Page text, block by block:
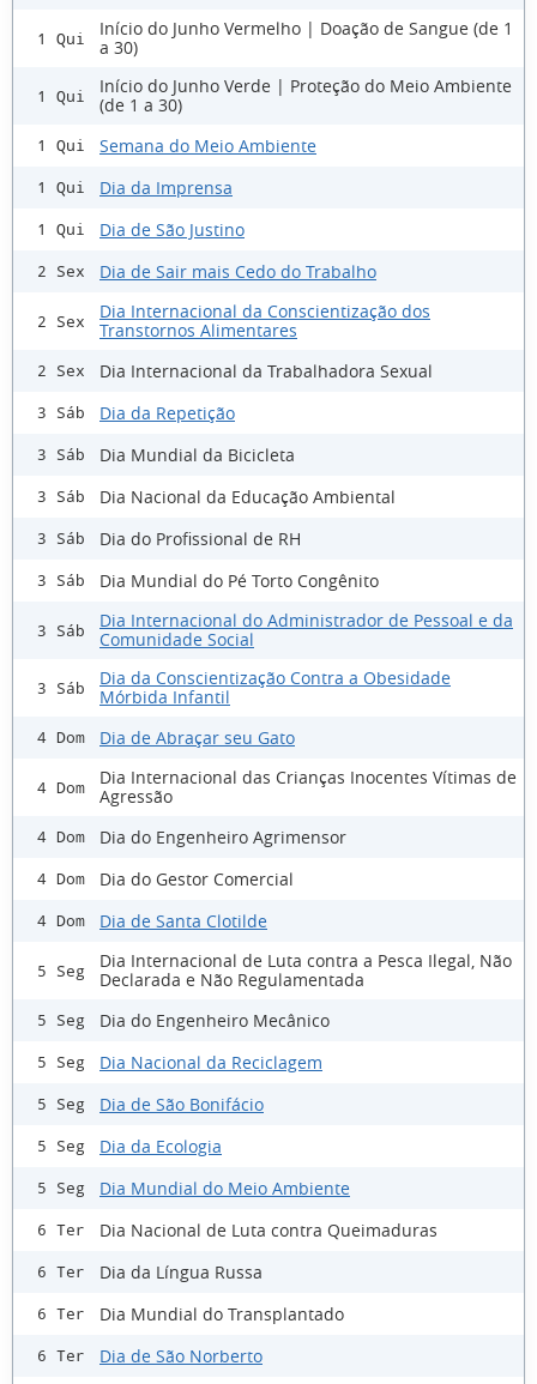
1 Qui
Início do Junho Vermelho | Doação de Sangue (de 1
a 30)
1 Qui
Início do Junho Verde | Proteção do Meio Ambiente
(de 1 a 30)
1 Qui Semana do Meio Ambiente
1 Qui Dia da Imprensa
1 Qui Dia de São Justino
2 Sex Dia de Sair mais Cedo do Trabalho
2 Sex
Dia Internacional da Conscientização dos
Transtornos Alimentares
2 Sex Dia Internacional da Trabalhadora Sexual
3 Sáb Dia da Repetição
3 Sáb Dia Mundial da Bicicleta
3 Sáb Dia Nacional da Educação Ambiental
3 Sáb Dia do Profissional de RH
3 Sáb Dia Mundial do Pé Torto Congênito
3 Sáb
Dia Internacional do Administrador de Pessoal e da
Comunidade Social
3 Sáb
Dia da Conscientização Contra a Obesidade
Mórbida Infantil
4 Dom Dia de Abraçar seu Gato
4 Dom
Dia Internacional das Crianças Inocentes Vítimas de
Agressão
4 Dom Dia do Engenheiro Agrimensor
4 Dom Dia do Gestor Comercial
4 Dom Dia de Santa Clotilde
5 Seg
Dia Internacional de Luta contra a Pesca Ilegal, Não
Declarada e Não Regulamentada
5 Seg Dia do Engenheiro Mecânico
5 Seg Dia Nacional da Reciclagem
5 Seg Dia de São Bonifácio
5 Seg Dia da Ecologia
5 Seg Dia Mundial do Meio Ambiente
6 Ter Dia Nacional de Luta contra Queimaduras
6 Ter Dia da Língua Russa
6 Ter Dia Mundial do Transplantado
6 Ter Dia de São Norberto